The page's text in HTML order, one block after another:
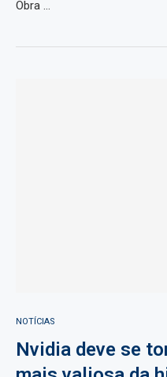
Obra …
NOTÍCIAS
Nvidia deve se